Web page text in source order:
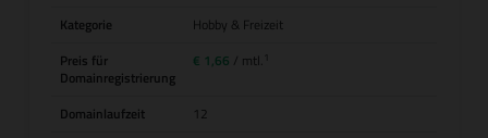
Kategorie
Hobby & Freizeit
Preis für
Domainregistrierung
€ 1,66 / mtl.
Domainlaufzeit
12